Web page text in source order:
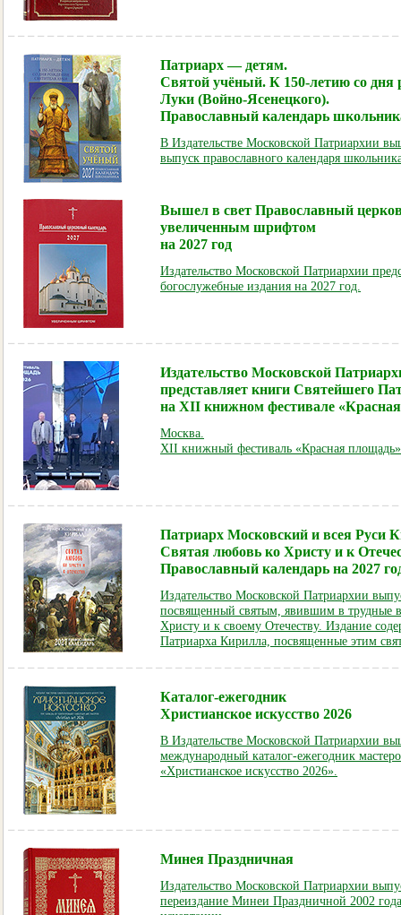
Патриарх — детям.
Святой учёный. К 150-летию со дня
Луки (Войно-Ясенецкого).
Православный календарь
В Издательстве Московской Патриархии
выпуск православного календаря
Вышел в свет Православный
увеличенным шрифтом
на 2027 год
Издательство Московской Патриархии
богослужебные издания на 2027 год.
Издательство Московской
представляет книги Святейшего
на XII книжном фестивале
Москва.
XII книжный фестиваль «Красная
Патриарх Московский и всея Руси
Святая любовь ко Христу и к
Православный календарь на 2027
Издательство Московской Патриархии
посвященный святым, явившим в трудные
Христу и к своему Отечеству. Издание
Патриарха Кирилла, посвященные этим
Каталог-ежегодник
Христианское искусство 2026
В Издательстве Московской Патриархии
международный каталог-ежегодник
«Христианское искусство 2026».
Минея Праздничная
Издательство Московской Патриархии
переиздание Минеи Праздничной 2002